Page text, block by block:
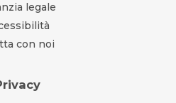
legale
con noi